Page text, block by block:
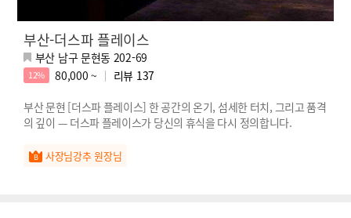
부산-더스파 플레이스
부산 남구 문현동 202-69
12% 80,000 ~ 리뷰 137
부산 문현 [더스파 플레이스] 한 공간의 온기, 섬세한 터치, 그리고 품격
의 깊이 — 더스파 플레이스가 당신의 휴식을 다시 정의합니다.
사장님강추 원장님